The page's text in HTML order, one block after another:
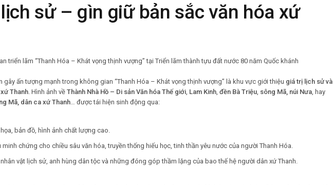
sử – gìn giữ bản sắc văn hóa xứ
ấn tượng mạnh trong không gian “Thanh Hóa – Khát vọng thịnh vượng” là khu vực giới thiệu giá trị lịch sử và
Thanh. Hình ảnh về Thành Nhà Hồ – Di sản Văn hóa Thế giới, Lam Kinh, đền Bà Triệu, sông Mã, núi Nưa, hay
Mã, dân ca xứ Thanh… được tái hiện sinh động qua:
bản đồ, hình ảnh chất lượng cao.
minh chứng cho chiều sâu văn hóa, truyền thống hiếu học, tinh thần yêu nước của người Thanh Hóa.
vật lịch sử, anh hùng dân tộc và những đóng góp thầm lặng của bao thế hệ người dân xứ Thanh.